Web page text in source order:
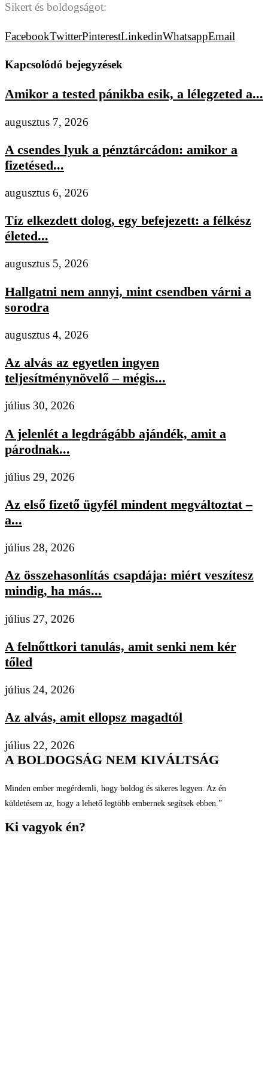
Sikert és boldogságot:
FacebookTwitterPinterestLinkedinWhatsappEmail
Kapcsolódó bejegyzések
Amikor a tested pánikba esik, a lélegzeted a...
augusztus 7, 2026
A csendes lyuk a pénztárcádon: amikor a
fizetésed...
augusztus 6, 2026
Tíz elkezdett dolog, egy befejezett: a félkész
életed...
augusztus 5, 2026
Hallgatni nem annyi, mint csendben várni a
sorodra
augusztus 4, 2026
Az alvás az egyetlen ingyen
teljesítménynövelő – mégis...
július 30, 2026
A jelenlét a legdrágább ajándék, amit a
párodnak...
július 29, 2026
Az első fizető ügyfél mindent megváltoztat –
a...
július 28, 2026
Az összehasonlítás csapdája: miért veszítesz
mindig, ha más...
július 27, 2026
A felnőttkori tanulás, amit senki nem kér
tőled
július 24, 2026
Az alvás, amit ellopsz magadtól
július 22, 2026
A BOLDOGSÁG NEM KIVÁLTSÁG
Minden ember megérdemli, hogy boldog és sikeres legyen. Az én
küldetésem az, hogy a lehető legtöbb embernek segítsek ebben.”
Ki vagyok én?